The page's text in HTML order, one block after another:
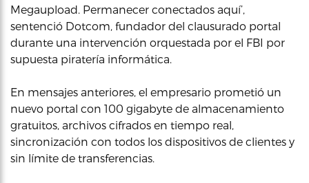
Megaupload. Permanecer conectados aquí’,
sentenció Dotcom, fundador del clausurado portal
durante una intervención orquestada por el FBI por
supuesta piratería informática.
En mensajes anteriores, el empresario prometió un
nuevo portal con 100 gigabyte de almacenamiento
gratuitos, archivos cifrados en tiempo real,
sincronización con todos los dispositivos de clientes y
sin límite de transferencias.